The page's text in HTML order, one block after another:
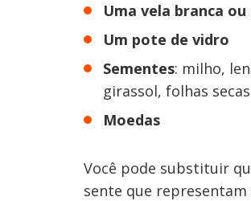
Uma vela branca
Um pote de vidro
Sementes: milho,
girassol, folhas
Moedas
Você pode substituir
sente que